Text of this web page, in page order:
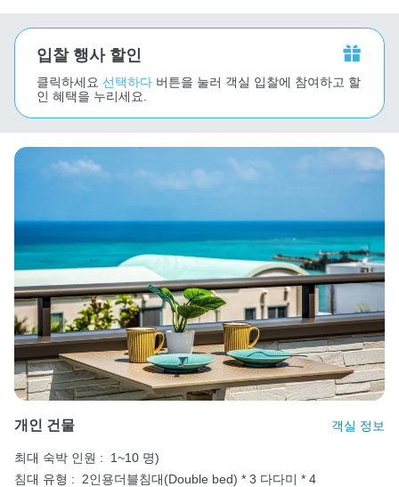
입찰 행사 할인
클릭하세요 선택하다 버튼을 눌러 객실 입찰에 참여하고 할
인 혜택을 누리세요.
개인 건물 객실 정보
최대 숙박 인원 :
1~10 명)
침대 유형 :
2인용더블침대(Double bed) * 3 다다미 * 4